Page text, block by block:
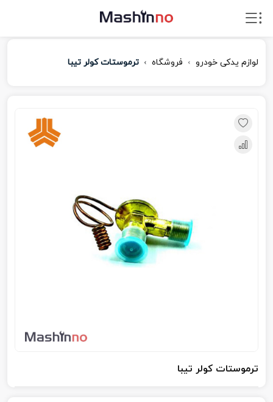
لوازم یدکی خودرو فروشگاه ترموستات کولر تیبا
ترموستات کولر تیبا